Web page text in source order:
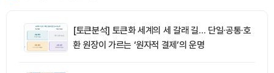
[토큰분석] 토큰화 세계의 세 갈래 길… 단일·공통·호
환 원장이 가르는 ‘원자적 결제’의 운명